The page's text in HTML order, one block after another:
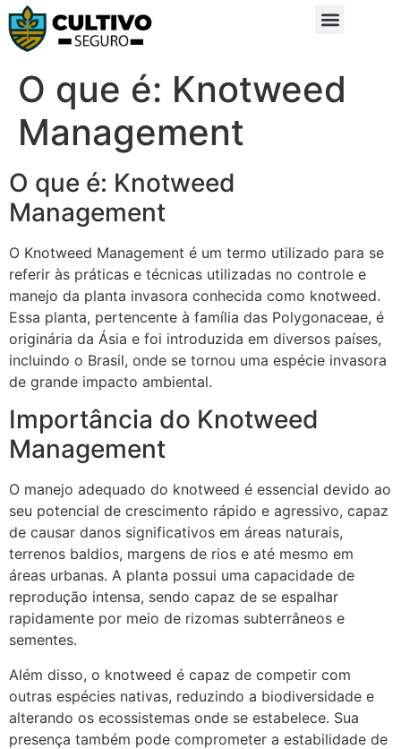
O que é: Knotweed
Management
O que é: Knotweed
Management
O Knotweed Management é um termo utilizado para se
referir às práticas e técnicas utilizadas no controle e
manejo da planta invasora conhecida como knotweed.
Essa planta, pertencente à família das Polygonaceae, é
originária da Ásia e foi introduzida em diversos países,
incluindo o Brasil, onde se tornou uma espécie invasora
de grande impacto ambiental.
Importância do Knotweed
Management
O manejo adequado do knotweed é essencial devido ao
seu potencial de crescimento rápido e agressivo, capaz
de causar danos significativos em áreas naturais,
terrenos baldios, margens de rios e até mesmo em
áreas urbanas. A planta possui uma capacidade de
reprodução intensa, sendo capaz de se espalhar
rapidamente por meio de rizomas subterrâneos e
sementes.
Além disso, o knotweed é capaz de competir com
outras espécies nativas, reduzindo a biodiversidade e
alterando os ecossistemas onde se estabelece. Sua
presença também pode comprometer a estabilidade de